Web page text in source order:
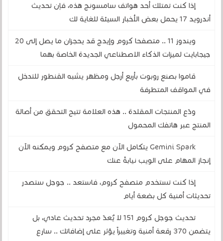
إذا كنت تمتلك أحد هواتف سامسونج هذه، فإن تحديث
أندرويد 17 يحمل بعض الأخبار السيئة للغاية لك
ويندوز 11 .. متصفحا كروم وإيدج قد يحجزان ما يصل إلى 20
جيجابايت لميزات الذكاء الاصطناعي الجديدة الخاصة بهما
قاموا بصنع روبوت بأربع أرجل ومظهر يشبه القنطور للتدخل
في المواقف المتطرفة
ودّع المنتجات المقلدة .. هذه العلامة تتيح التحقق من أصالة
المنتج عبر هاتفك المحمول
Gemini Spark يتكامل الآن مع متصفح كروم ويمكنه الآن
إنجاز المهام على الويب نيابةً عنك
إذا كنت تستخدم متصفح كروم، فاستعد .. جوجل ستصدر
تحديثات أمنية كل بضعة أيام
تحديث جوجل كروم 151 لا يُعدّ مجرد تحديث عادي، بل
يتضمن 370 رقعة أمنية وتغييراً يؤثر على إضافاتك .. سارع